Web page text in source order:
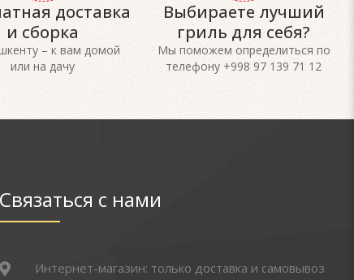
доставка
и сборка
– к вам домой
или на дачу
Выбираете лучший
гриль для себя?
Мы поможем определиться по
телефону +998 97 139 71 12
Связаться с нами
Интернет-магазин: только доставка и самовывоз